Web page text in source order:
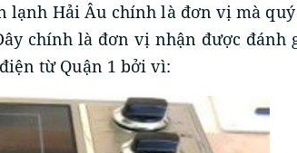
Hải Âu chính là đơn vị mà
chính là đơn vị nhận được đánh
từ Quận 1 bởi vì: